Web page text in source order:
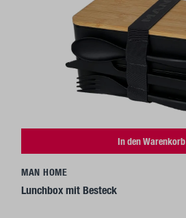
In den Warenkorb
MAN HOME
Lunchbox mit Besteck